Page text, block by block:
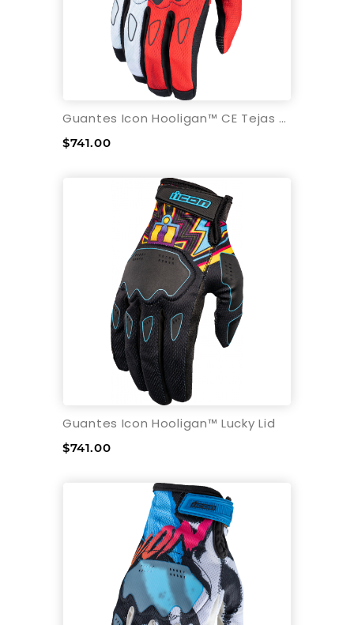
Guantes Icon Hooligan™ CE Tejas Libre
$741.00
Guantes Icon Hooligan™ Lucky Lid
$741.00